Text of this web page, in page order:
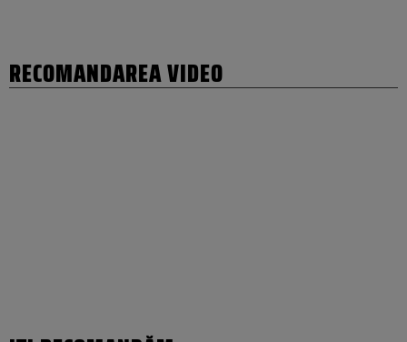
RECOMANDAREA VIDEO